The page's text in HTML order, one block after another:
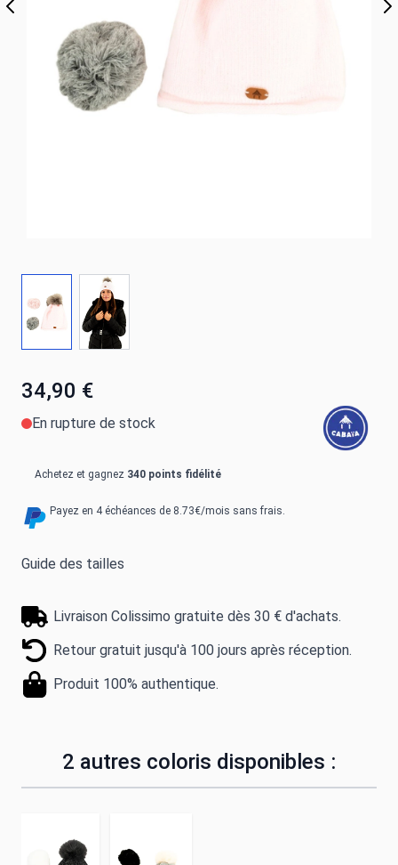
34,90 €
En rupture de stock
Achetez et gagnez 340 points fidélité
Payez en 4 échéances de 8.73€/mois sans frais.
Guide des tailles
Livraison Colissimo gratuite dès 30 € d'achats.
Retour gratuit jusqu'à 100 jours après réception.
Produit 100% authentique.
2 autres coloris disponibles :